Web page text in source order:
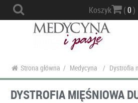
Koszyk (0)
Strona główna / Medycyna / Dystrofia
DYSTROFIA MIĘŚNIOWA